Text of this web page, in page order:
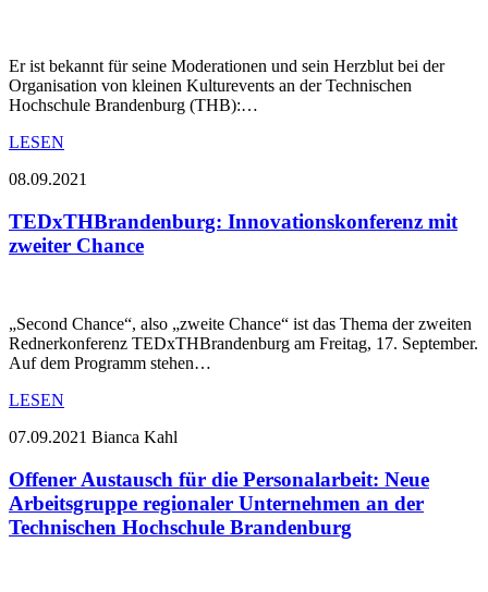
Er ist bekannt für seine Moderationen und sein Herzblut bei der
Organisation von kleinen Kulturevents an der Technischen
Hochschule Brandenburg (THB):…
LESEN
08.09.2021
TEDxTHBrandenburg: Innovationskonferenz mit
zweiter Chance
„Second Chance“, also „zweite Chance“ ist das Thema der zweiten
Rednerkonferenz TEDxTHBrandenburg am Freitag, 17. September.
Auf dem Programm stehen…
LESEN
07.09.2021 Bianca Kahl
Offener Austausch für die Personalarbeit: Neue
Arbeitsgruppe regionaler Unternehmen an der
Technischen Hochschule Brandenburg